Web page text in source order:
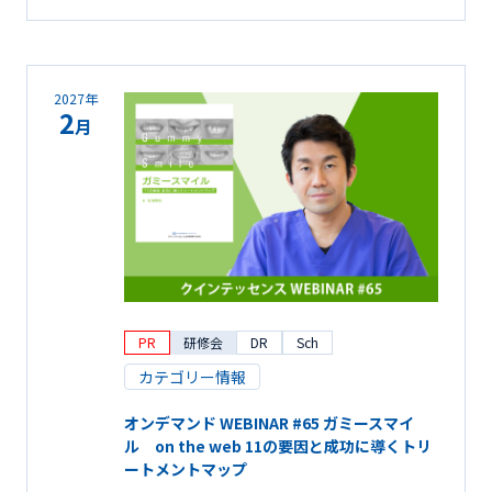
2027年
2月
PR 研修会 DR Sch
カテゴリー情報
オンデマンド WEBINAR #65 ガミースマイ
ル on the web 11の要因と成功に導くトリ
ートメントマップ